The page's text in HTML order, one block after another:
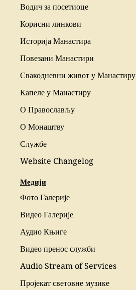
Водич за посетиоце
Корисни линкови
Историја Манастира
Повезани Манастири
Свакодневни живот у Манастиру
Капеле у Манастиру
О Православљу
О Монаштву
Службе
Website Changelog
Медији
Фото Галерије
Видео Галерије
Аудио Књиге
Видео пренос служби
Audio Stream of Services
Пројекат световне музике